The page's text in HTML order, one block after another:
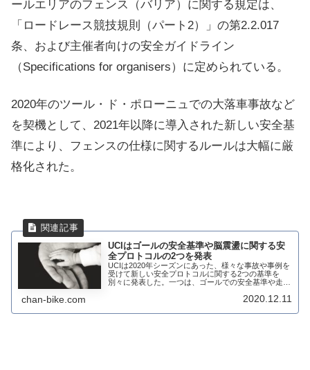
ールエリアのフェンス（バリア）に関する規定は、
「ロードレース競技規則（パート2）」の第2.2.017
条、および主催者向けの安全ガイドライン
（Specifications for organisers）に定められている。
2020年のツール・ド・ポローニュでの大落車事故など
を契機として、2021年以降に導入された新しい安全基
準により、フェンスの仕様に関するルールは大幅に厳
格化された。
UCIはゴールの安全基準や脳震盪に関する安
全プロトコルの2つを発表
UCIは2020年シーズンにあった、様々な事故や事例を
受けて新しい安全プロトコルに関する2つの基準を
別々に発表した。一つは、ゴールでの安全基準や走行
いる。もう一つは、ライダーがクラッシュして脳...
chan-bike.com 2020.12.11